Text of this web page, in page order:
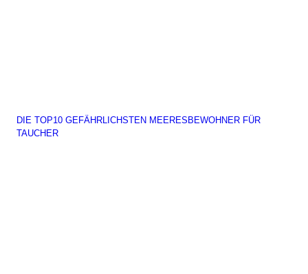
DIE TOP10 GEFÄHRLICHSTEN MEERESBEWOHNER FÜR
TAUCHER